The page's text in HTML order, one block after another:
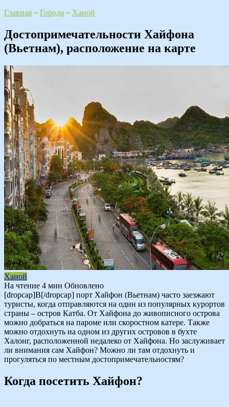
Главная » Города » Ханой
Достопримечательности Хайфона
(Вьетнам), расположение на карте
Ханой
На чтение 4 мин Обновлено
[dropcap]В[/dropcap] порт Хайфон (Вьетнам) часто заезжают
туристы, когда отправляются на один из популярных курортов
страны – остров Катба. От Хайфона до живописного острова
можно добраться на пароме или скоростном катере. Также
можно отдохнуть на одном из других островов в бухте
Халонг, расположенной недалеко от Хайфона. Но заслуживает
ли внимания сам Хайфон? Можно ли там отдохнуть и
прогуляться по местным достопримечательностям?
Когда посетить Хайфон?